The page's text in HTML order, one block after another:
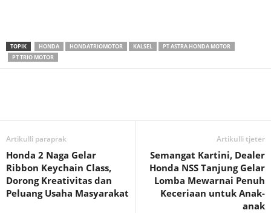
TOPIK HONDA HONDATRIOMOTOR KALSEL
PT ASTRA HONDA MOTOR
PT TRIO MOTOR
Artikulli paraprak
Honda 2 Naga Gelar
Ribbon Keychain Class,
Dorong Kreativitas dan
Peluang Usaha Masyarakat
Artikulli tjetër
Semangat Kartini, Dealer
Honda NSS Tanjung Gelar
Lomba Mewarnai Penuh
Keceriaan untuk Anak-
anak